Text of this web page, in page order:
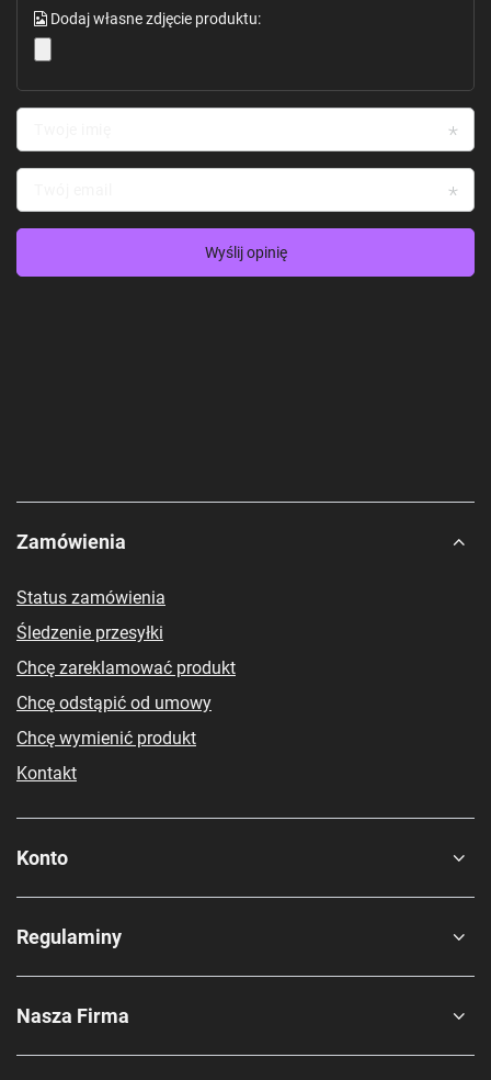
Dodaj własne zdjęcie produktu:
Wyślij opinię
Zamówienia
Status zamówienia
Śledzenie przesyłki
Chcę zareklamować produkt
Chcę odstąpić od umowy
Chcę wymienić produkt
Kontakt
Konto
Regulaminy
Nasza Firma